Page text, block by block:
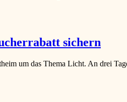
sichern
um das Thema Licht. An drei